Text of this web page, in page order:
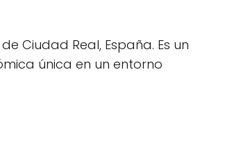
Ciudad Real, España. Es un
única en un entorno